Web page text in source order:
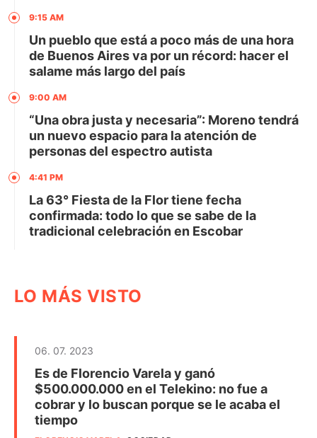
9:15 AM
Un pueblo que está a poco más de una hora
de Buenos Aires va por un récord: hacer el
salame más largo del país
9:00 AM
“Una obra justa y necesaria”: Moreno tendrá
un nuevo espacio para la atención de
personas del espectro autista
4:41 PM
La 63° Fiesta de la Flor tiene fecha
confirmada: todo lo que se sabe de la
tradicional celebración en Escobar
LO MÁS VISTO
06. 07. 2023
Es de Florencio Varela y ganó
$500.000.000 en el Telekino: no fue a
cobrar y lo buscan porque se le acaba el
tiempo